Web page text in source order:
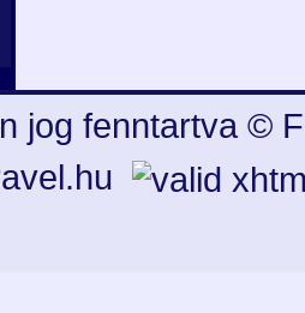
jog fenntartva ©